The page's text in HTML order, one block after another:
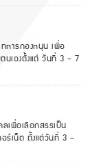
ารกองหนุน เพื่อ
นเองตั้งแต่ วันที่ 3 - 7
เพื่อเลือกสรรเป็น
ร์เน็ต ตั้งแต่วันที่ 3 -